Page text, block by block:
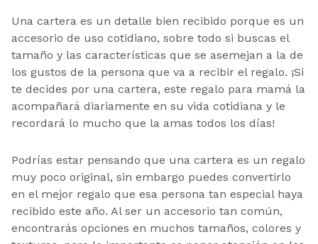
Una cartera es un detalle bien recibido porque es un
accesorio de uso cotidiano, sobre todo si buscas el
tamaño y las características que se asemejan a la de
los gustos de la persona que va a recibir el regalo. ¡Si
te decides por una cartera, este regalo para mamá la
acompañará diariamente en su vida cotidiana y le
recordará lo mucho que la amas todos los días!
Podrías estar pensando que una cartera es un regalo
muy poco original, sin embargo puedes convertirlo
en el mejor regalo que esa persona tan especial haya
recibido este año. Al ser un accesorio tan común,
encontrarás opciones en muchos tamaños, colores y